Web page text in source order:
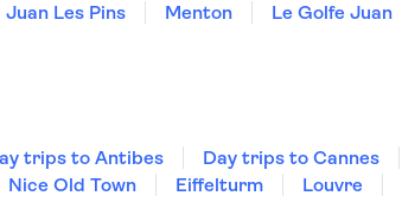
Juan Les Pins Menton Le Golfe Juan
trips to Antibes Day trips to Cannes
Nice Old Town Eiffelturm Louvre